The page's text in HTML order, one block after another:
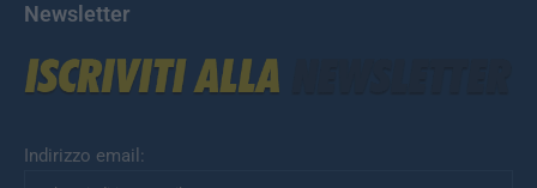
Newsletter
Indirizzo email: